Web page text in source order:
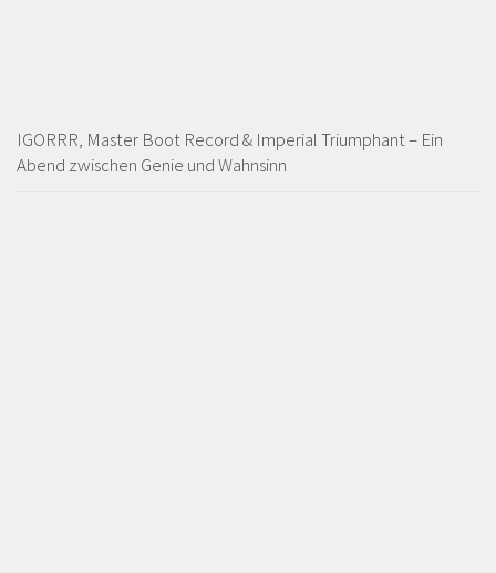
IGORRR, Master Boot Record & Imperial Triumphant – Ein
Abend zwischen Genie und Wahnsinn